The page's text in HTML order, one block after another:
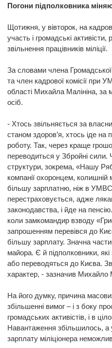
Погони підполковника
Щотижня, у вівторок, на
участь і громадські
звільнення працівників міліції.
За словами члена
та член кадрової комісії при
області Михайла Малініна, за
осіб.
- Хтось звільняється за
станом здоров’я, хтось іде
роботу. Так, через краще
переводиться у Збройні сили.
структури, зокрема, «Нашу
компанії охоронцем, колишній
більшу зарплатню, ніж в
перестраховується, адже
законодавства, і йде на
коли замкомандир взводу
запрошенням перевівся до
більшу зарплату. Значна
майора. Є й підполковники,
або переводяться до Києва.
характер, - зазначив Михайло
На його думку, причина
збільшенні вимог – і з боку
громадських активістів, і в
Навантаження збільшилось, а
зарплату міліціонера